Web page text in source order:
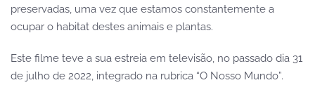
preservadas, uma vez que estamos constantemente a
ocupar o habitat destes animais e plantas.
Este filme teve a sua estreia em televisão, no passado dia 31
de julho de 2022, integrado na rubrica “O Nosso Mundo”.